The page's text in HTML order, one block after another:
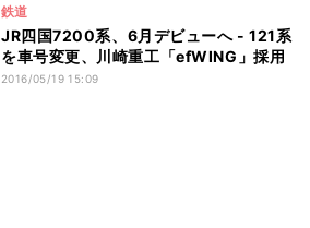
鉄道
JR四国7200系、6月デビューへ - 121系
を車号変更、川崎重工「efWING」採用
2016/05/19 15:09